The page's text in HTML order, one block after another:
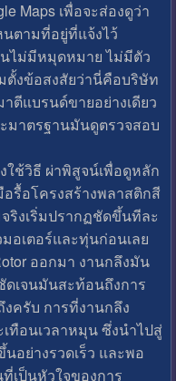
Maps เพื่อจะส่องดูว่า
นตามที่อยู่ที่แจ้งไว้
ไม่มีหมุดหมาย ไม่มีตัว
ตั้งข้อสงสัยว่านี่คือบริษัท
ตีแบรนด์ขายอย่างเดียว
มาตรฐานมันดูตรวจสอบ
ใช้วิธี ผ่าพิสูจน์เพื่อดูหลัก
รื้อโครงสร้างพลาสติกสี
ริงเริ่มปรากฏชัดขึ้นทีละ
อเตอร์และทุ่นก่อนเลย
ออกมา งานกลึงมัน
เจนมันสะท้อนถึงการ
ครับ การที่งานกลึง
ทือนเวลาหมุน ซึ่งนำไปสู่
อย่างรวดเร็ว และพอ
เป็นหัวใจของการ